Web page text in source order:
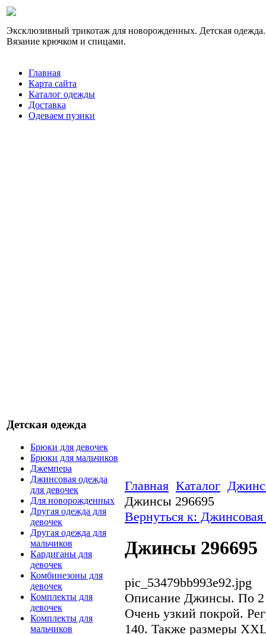
Эксклюзивный трикотаж для новорожденных. Детская одежда.
Вязание крючком и спицами.
Главная
Карта сайта
Каталог одежды
Доставка
Одеваем пузики
Детская одежда
Брюки для девочек
Брюки для мальчиков
Джемпера
Джинсовая одежда
для девочек
Для новорожденных
Другая одежда для
девочек
Другая одежда для
мальчиков
Кардиганы для
девочек
Комбинезоны для
девочек
Комплекты для
девочек
Комплекты для
мальчиков
Главная Каталог
Джинсы 296695
Вернуться к: Джинсовая
Джинсы 296695
pic_53479bb993e92.jpg
Описание Джинсы. По 2
Очень узкий покрой.
140. Также размеры